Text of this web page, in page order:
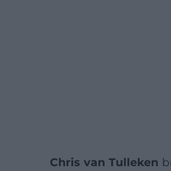
Chris van Tulleken